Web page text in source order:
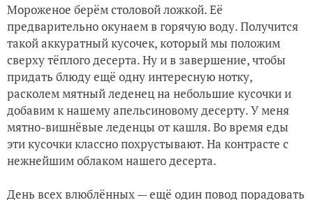
Мороженое берём столовой ложкой. Её
предварительно окунаем в горячую воду. Получится
такой аккуратный кусочек, который мы положим
сверху тёплого десерта. Ну и в завершение, чтобы
придать блюду ещё одну интересную нотку,
расколем мятный леденец на небольшие кусочки и
добавим к нашему апельсиновому десерту. У меня
мятно-вишнёвые леденцы от кашля. Во время еды
эти кусочки классно похрустывают. На контрасте с
нежнейшим облаком нашего десерта.
День всех влюблённых — ещё один повод порадовать